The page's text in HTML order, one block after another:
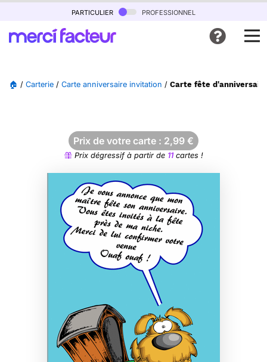
particulier professionnel
🏠 / Carterie / Carte anniversaire invitation / Carte fête
Prix de votre carte : 2,99 €
Prix dégressif à partir de 11cartes !